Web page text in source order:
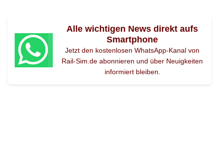
Alle wichtigen News direkt aufs
Smartphone
Jetzt den kostenlosen WhatsApp-Kanal von
Rail-Sim.de abonnieren und über Neuigkeiten
informiert bleiben.